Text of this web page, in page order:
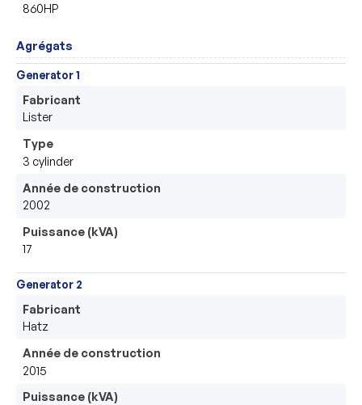
860HP
Agrégats
Generator 1
Fabricant
Lister
Type
3 cylinder
Année de construction
2002
Puissance (kVA)
17
Generator 2
Fabricant
Hatz
Année de construction
2015
Puissance (kVA)